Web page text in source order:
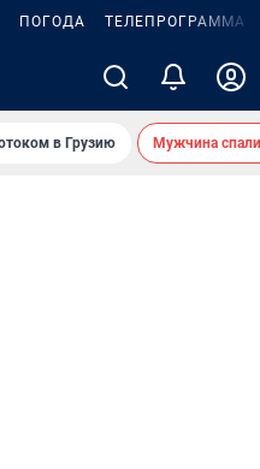
ПОГОДА ТЕЛЕПРОГРАММА
в Грузию Мужчина